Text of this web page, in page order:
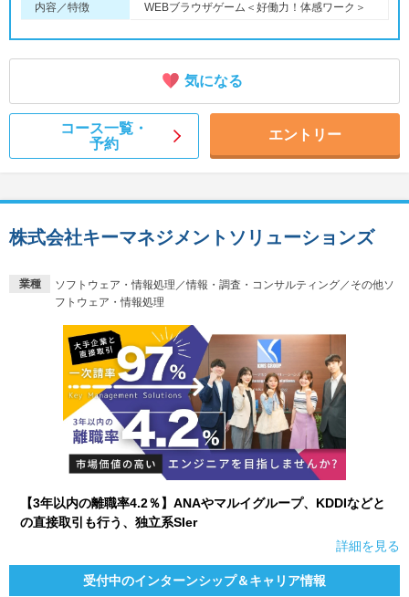
内容／特徴
WEBブラウザゲーム＜好働力！体感ワーク＞
気になる
コース一覧・
予約
エントリー
業種
ソフトウェア・情報処理／情報・調査・コンサルティング／その他ソ
フトウェア・情報処理
株式会社キーマネジメントソリューションズ
【3年以内の離職率4.2％】ANAやマルイグループ、KDDIなどと
の直接取引も行う、独立系SIer
詳細を見る
受付中のインターンシップ＆キャリア情報